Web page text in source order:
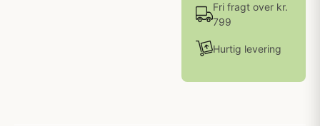
Fri fragt over kr.
799
Hurtig levering